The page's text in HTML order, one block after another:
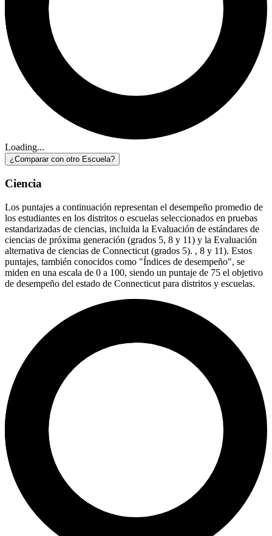
Loading...
¿Comparar con otro Escuela?
Ciencia
Los puntajes a continuación representan el desempeño promedio de
los estudiantes en los distritos o escuelas seleccionados en pruebas
estandarizadas de ciencias, incluida la Evaluación de estándares de
ciencias de próxima generación (grados 5, 8 y 11) y la Evaluación
alternativa de ciencias de Connecticut (grados 5). , 8 y 11). Estos
puntajes, también conocidos como "Índices de desempeño", se
miden en una escala de 0 a 100, siendo un puntaje de 75 el objetivo
de desempeño del estado de Connecticut para distritos y escuelas.